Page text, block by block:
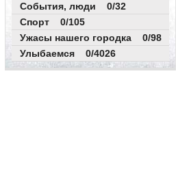
События, люди 0/32
Спорт 0/105
Ужасы нашего городка 0/98
Улыбаемся 0/4026